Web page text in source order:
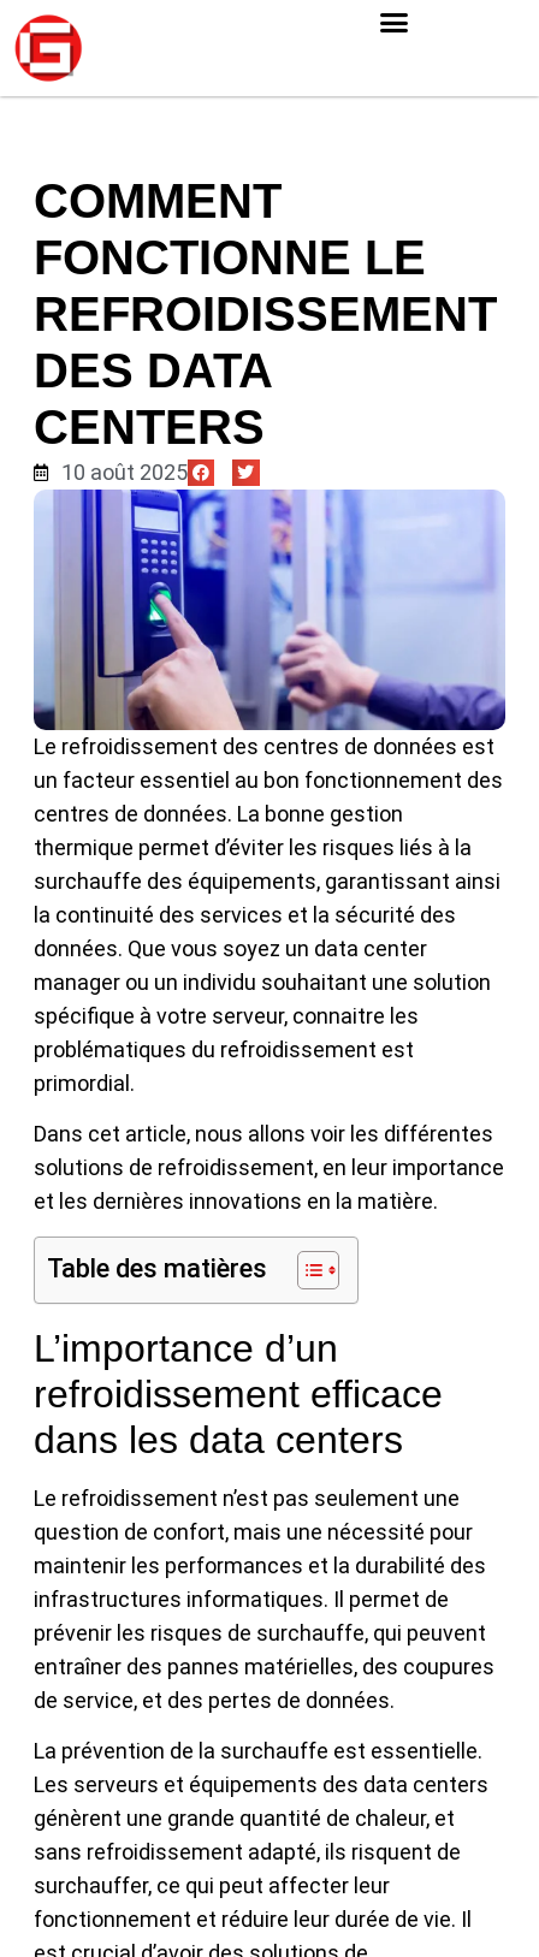
COMMENT
FONCTIONNE LE
REFROIDISSEMENT
DES DATA
CENTERS
10 août 2025
Le refroidissement des centres de données est
un facteur essentiel au bon fonctionnement des
centres de données. La bonne gestion
thermique permet d’éviter les risques liés à la
surchauffe des équipements, garantissant ainsi
la continuité des services et la sécurité des
données. Que vous soyez un data center
manager ou un individu souhaitant une solution
spécifique à votre serveur, connaitre les
problématiques du refroidissement est
primordial.
Dans cet article, nous allons voir les différentes
solutions de refroidissement, en leur importance
et les dernières innovations en la matière.
Table des matières
L’importance d’un
refroidissement efficace
dans les data centers
Le refroidissement n’est pas seulement une
question de confort, mais une nécessité pour
maintenir les performances et la durabilité des
infrastructures informatiques. Il permet de
prévenir les risques de surchauffe, qui peuvent
entraîner des pannes matérielles, des coupures
de service, et des pertes de données.
La prévention de la surchauffe est essentielle.
Les serveurs et équipements des data centers
génèrent une grande quantité de chaleur, et
sans refroidissement adapté, ils risquent de
surchauffer, ce qui peut affecter leur
fonctionnement et réduire leur durée de vie. Il